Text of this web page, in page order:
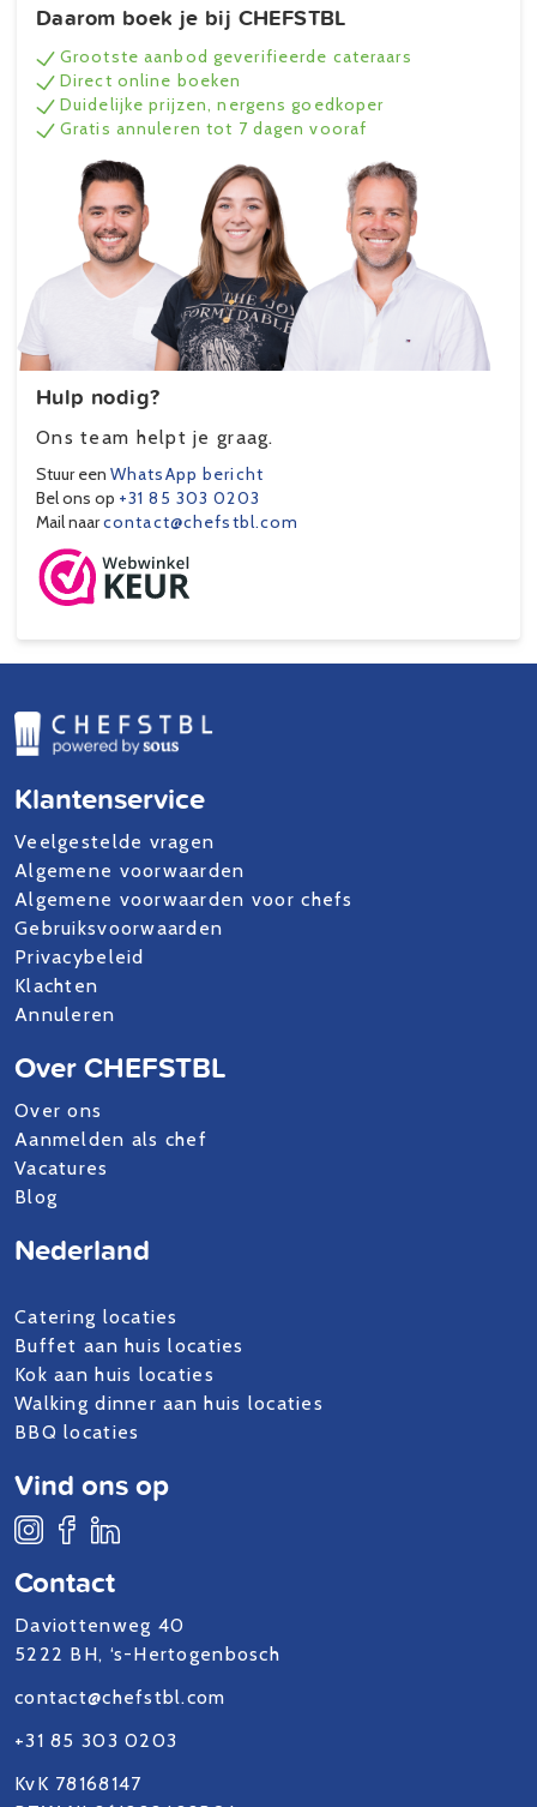
Daarom boek je bij CHEFSTBL
Grootste aanbod geverifieerde cateraars
Direct online boeken
Duidelijke prijzen, nergens goedkoper
Gratis annuleren tot 7 dagen vooraf
Hulp nodig?
Ons team helpt je graag.
Stuur een WhatsApp bericht
Bel ons op +31 85 303 0203
Mail naarcontact@chefstbl.com
Klantenservice
Veelgestelde vragen
Algemene voorwaarden
Algemene voorwaarden voor chefs
Gebruiksvoorwaarden
Privacybeleid
Klachten
Annuleren
Over CHEFSTBL
Over ons
Aanmelden als chef
Vacatures
Blog
Contact
Daviottenweg 40
5222 BH, ‘s-Hertogenbosch
contact@chefstbl.com
+31 85 303 0203
KvK 78168147
Nederland
Catering locaties
Buffet aan huis locaties
Kok aan huis locaties
Walking dinner aan huis locaties
BBQ locaties
Vind ons op